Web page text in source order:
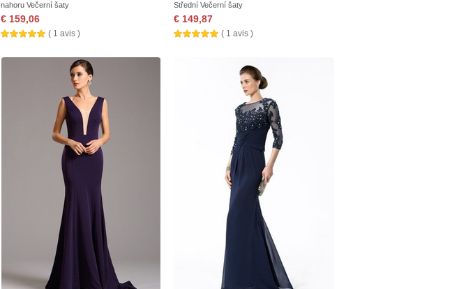
nahoru Večerní šaty
€ 159,06
( 1 avis )
Střední Večerní šaty
€ 149,87
( 1 avis )